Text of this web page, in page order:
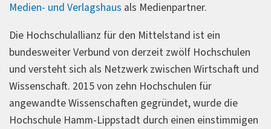
Medien- und Verlagshaus als Medienpartner.
Die Hochschulallianz für den Mittelstand ist ein
bundesweiter Verbund von derzeit zwölf Hochschulen
und versteht sich als Netzwerk zwischen Wirtschaft und
Wissenschaft. 2015 von zehn Hochschulen für
angewandte Wissenschaften gegründet, wurde die
Hochschule Hamm-Lippstadt durch einen einstimmigen